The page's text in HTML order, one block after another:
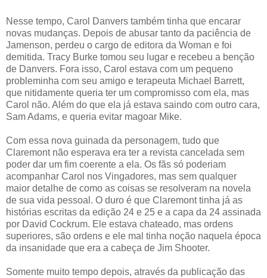
Nesse tempo, Carol Danvers também tinha que encarar
novas mudanças. Depois de abusar tanto da paciência de
Jamenson, perdeu o cargo de editora da Woman e foi
demitida. Tracy Burke tomou seu lugar e recebeu a benção
de Danvers. Fora isso, Carol estava com um pequeno
probleminha com seu amigo e terapeuta Michael Barrett,
que nitidamente queria ter um compromisso com ela, mas
Carol não. Além do que ela já estava saindo com outro cara,
Sam Adams, e queria evitar magoar Mike.
Com essa nova guinada da personagem, tudo que
Claremont não esperava era ter a revista cancelada sem
poder dar um fim coerente a ela. Os fãs só poderiam
acompanhar Carol nos Vingadores, mas sem qualquer
maior detalhe de como as coisas se resolveram na novela
de sua vida pessoal. O duro é que Claremont tinha já as
histórias escritas da edição 24 e 25 e a capa da 24 assinada
por David Cockrum. Ele estava chateado, mas ordens
superiores, são ordens e ele mal tinha noção naquela época
da insanidade que era a cabeça de Jim Shooter.
Somente muito tempo depois, através da publicação das